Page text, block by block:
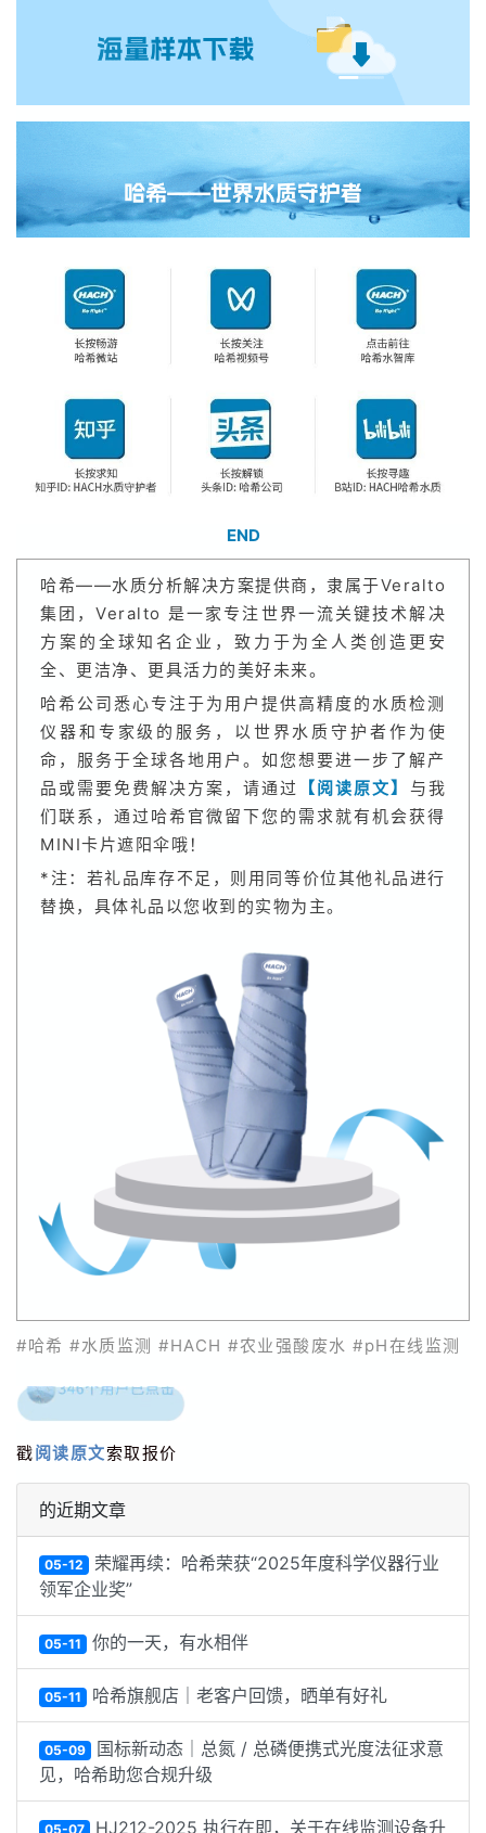
END
哈希——水质分析解决方案提供商，隶属于Veralto
集团，Veralto 是一家专注世界一流关键技术解决
方案的全球知名企业，致力于为全人类创造更安
全、更洁净、更具活力的美好未来。
哈希公司悉心专注于为用户提供高精度的水质检测
仪器和专家级的服务，以世界水质守护者作为使
命，服务于全球各地用户。如您想要进一步了解产
品或需要免费解决方案，请通过
【阅读原文】 与我
们联系，通过哈希官微留下您的需求就有机会获得
MINI卡片遮阳伞哦！
*注：若礼品库存不足，则用同等价位其他礼品进行
替换，具体礼品以您收到的实物为主。
#哈希 #水质监测 #HACH #农业强酸废水 #pH在线监测
戳阅读原文索取报价
的近期文章
05-12 荣耀再续：哈希荣获“2025年度科学仪器行业
领军企业奖”
05-11 你的一天，有水相伴
05-11 哈希旗舰店｜老客户回馈，晒单有好礼
05-09 国标新动态｜总氮 / 总磷便携式光度法征求意
见，哈希助您合规升级
05-07 HJ212-2025 执行在即，关于在线监测设备升